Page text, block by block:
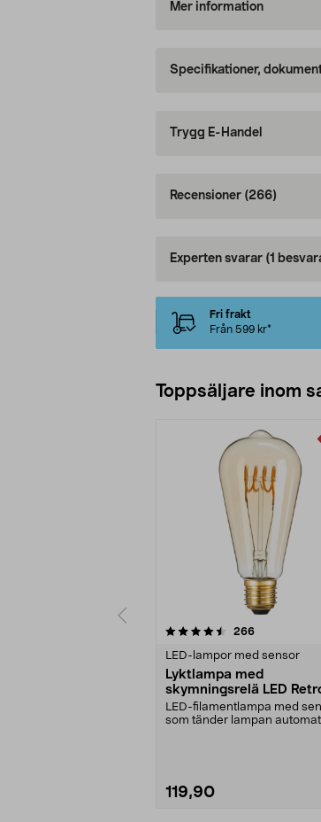
Mer information
Specifikationer,
Trygg E-Handel
Recensioner (266)
Experten svarar (1
Fri frakt
Från 599 kr*
Toppsäljare inom
266recensioner
LED-lampor med sensor
Lyktlampa med
skymningsrelä LED Retro E27,
Northlight
LED-filamentlampa med
som tänder lampan
119,90
4.5 av 5 stjärnor